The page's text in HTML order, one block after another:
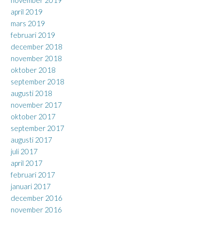
april 2019
mars 2019
februari 2019
december 2018
november 2018
oktober 2018
september 2018
augusti 2018
november 2017
oktober 2017
september 2017
augusti 2017
juli 2017
april 2017
februari 2017
januari 2017
december 2016
november 2016